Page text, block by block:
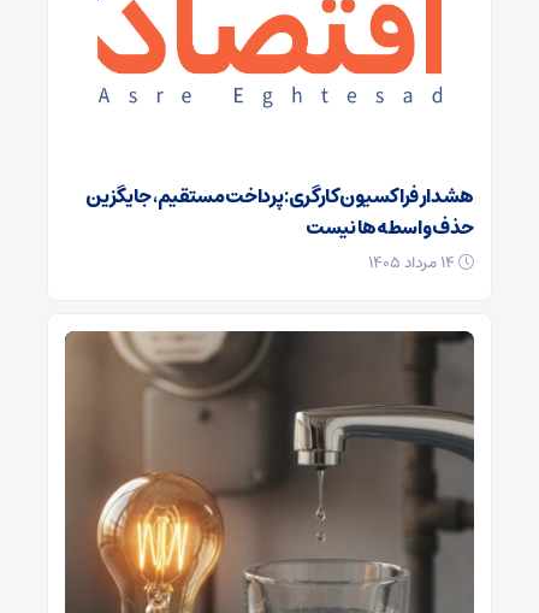
هشدار فراکسیون کارگری: پرداخت مستقیم، جایگزین
حذف واسطه‌ها نیست